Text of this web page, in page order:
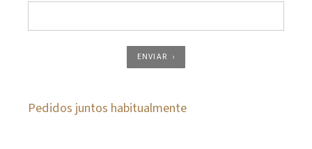
ENVIAR
Pedidos juntos habitualmente